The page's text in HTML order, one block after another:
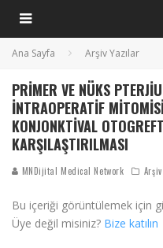
Ana Sayfa Arşiv Yazılar
PRIMER VE NÜKS
İNTRAOPERATIF
KONJONKTIVAL
KARŞILAŞTIRILMASI
MNDijital Medical Network
Bu içeriği görüntülemek için
Üye değil misiniz? Bize katılın